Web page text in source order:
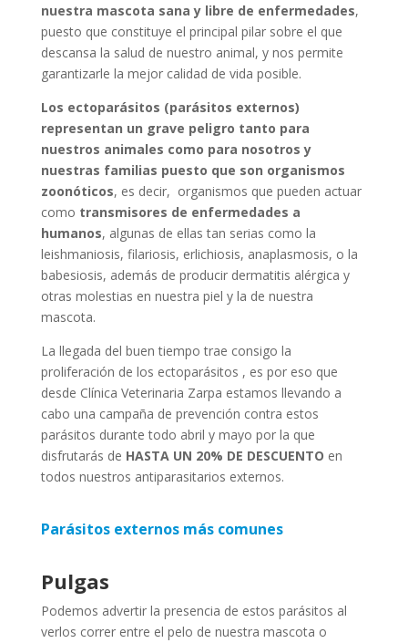
nuestra mascota sana y libre de enfermedades,
puesto que constituye el principal pilar sobre el que
descansa la salud de nuestro animal, y nos permite
garantizarle la mejor calidad de vida posible.
Los ectoparásitos (parásitos externos)
representan un grave peligro tanto para
nuestros animales como para nosotros y
nuestras familias puesto que son organismos
zoonóticos, es decir, organismos que pueden actuar
como transmisores de enfermedades a
humanos, algunas de ellas tan serias como la
leishmaniosis, filariosis, erlichiosis, anaplasmosis, o la
babesiosis, además de producir dermatitis alérgica y
otras molestias en nuestra piel y la de nuestra
mascota.
La llegada del buen tiempo trae consigo la
proliferación de los ectoparásitos , es por eso que
desde Clínica Veterinaria Zarpa estamos llevando a
cabo una campaña de prevención contra estos
parásitos durante todo abril y mayo por la que
disfrutarás de HASTA UN 20% DE DESCUENTO en
todos nuestros antiparasitarios externos.
Parásitos externos más comunes
Pulgas
Podemos advertir la presencia de estos parásitos al
verlos correr entre el pelo de nuestra mascota o